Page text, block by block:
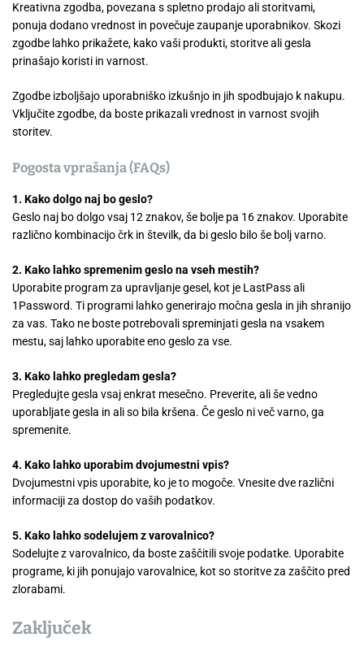
Kreativna zgodba, povezana s spletno prodajo ali storitvami,
ponuja dodano vrednost in povečuje zaupanje uporabnikov. Skozi
zgodbe lahko prikažete, kako vaši produkti, storitve ali gesla
prinašajo koristi in varnost.
Zgodbe izboljšajo uporabniško izkušnjo in jih spodbujajo k nakupu.
Vključite zgodbe, da boste prikazali vrednost in varnost svojih
storitev.
Pogosta vprašanja (FAQs)
1. Kako dolgo naj bo geslo?
Geslo naj bo dolgo vsaj 12 znakov, še bolje pa 16 znakov. Uporabite
različno kombinacijo črk in številk, da bi geslo bilo še bolj varno.
2. Kako lahko spremenim geslo na vseh mestih?
Uporabite program za upravljanje gesel, kot je LastPass ali
1Password. Ti programi lahko generirajo močna gesla in jih shranijo
za vas. Tako ne boste potrebovali spreminjati gesla na vsakem
mestu, saj lahko uporabite eno geslo za vse.
3. Kako lahko pregledam gesla?
Pregledujte gesla vsaj enkrat mesečno. Preverite, ali še vedno
uporabljate gesla in ali so bila kršena. Če geslo ni več varno, ga
spremenite.
4. Kako lahko uporabim dvojumestni vpis?
Dvojumestni vpis uporabite, ko je to mogoče. Vnesite dve različni
informaciji za dostop do vaših podatkov.
5. Kako lahko sodelujem z varovalnico?
Sodelujte z varovalnico, da boste zaščitili svoje podatke. Uporabite
programe, ki jih ponujajo varovalnice, kot so storitve za zaščito pred
zlorabami.
Zaključek